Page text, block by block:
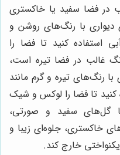
در فضا سفید یا خاکستری
دیواری با رنگ‌های روشن و
استفاده کنید تا فضا را
غالب در فضا تیره است،
با رنگ‌های تیره و گرم مانند
کنید تا فضا را لوکس و شیک
گل‌های سفید و صورتی،
خاکستری، جلوه‌ای زیبا و
خارج کند.